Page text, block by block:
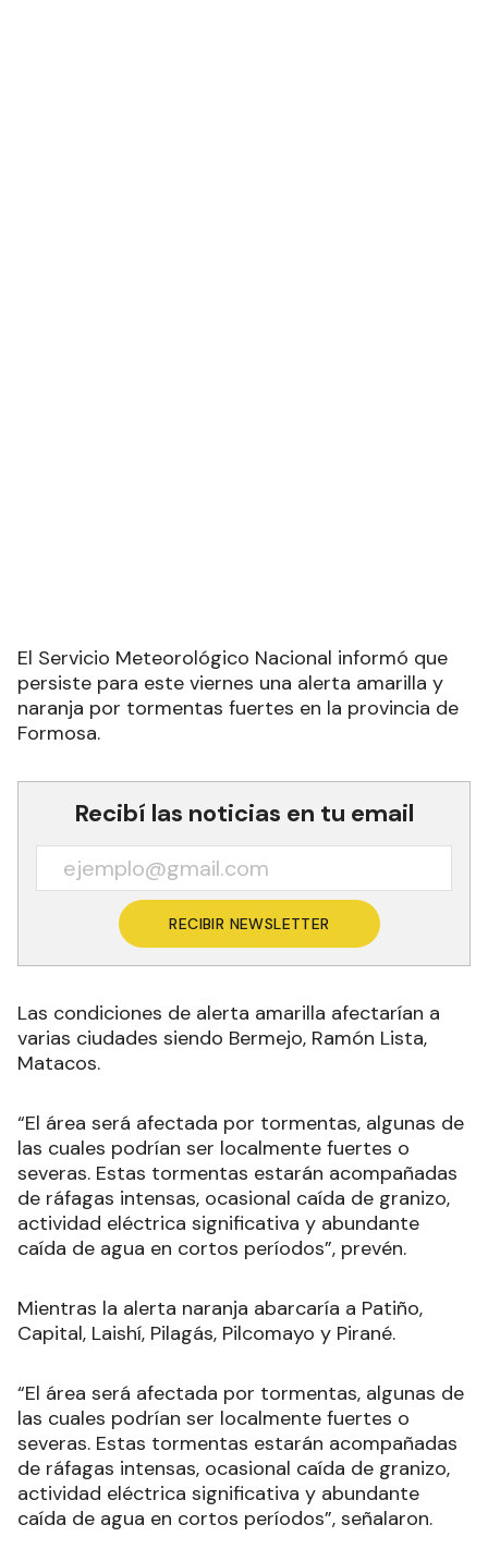
persiste para este viernes una alerta amarilla y
naranja por tormentas fuertes en la provincia de
Formosa.
Recibí las noticias en tu email
RECIBIR NEWSLETTER
Las condiciones de alerta amarilla afectarían a
varias ciudades siendo Bermejo, Ramón Lista,
Matacos.
las cuales podrían ser localmente fuertes o
severas. Estas tormentas estarán acompañadas
de ráfagas intensas, ocasional caída de granizo,
actividad eléctrica significativa y abundante
caída de agua en cortos períodos”, prevén.
Capital, Laishí, Pilagás, Pilcomayo y Pirané.
las cuales podrían ser localmente fuertes o
severas. Estas tormentas estarán acompañadas
de ráfagas intensas, ocasional caída de granizo,
actividad eléctrica significativa y abundante
caída de agua en cortos períodos”, señalaron.